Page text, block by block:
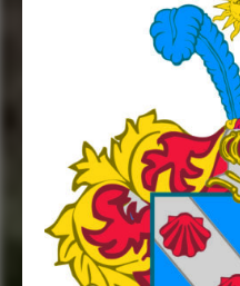
Sköldebrevet i
Transkription: